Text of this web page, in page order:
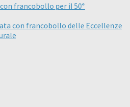
francobollo per il 50°
con francobollo delle Eccellenze